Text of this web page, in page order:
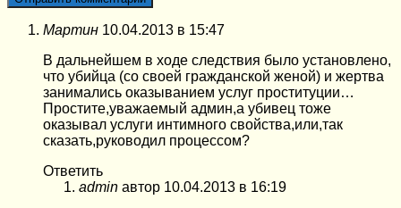
Мартин 10.04.2013 в 15:47
В дальнейшем в ходе следствия было установлено,
что убийца (со своей гражданской женой) и жертва
занимались оказыванием услуг проституции…
Простите,уважаемый админ,а убивец тоже
оказывал услуги интимного свойства,или,так
сказать,руководил процессом?
Ответить
admin автор 10.04.2013 в 16:19